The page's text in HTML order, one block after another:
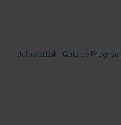
Julho 2024 – Guia de